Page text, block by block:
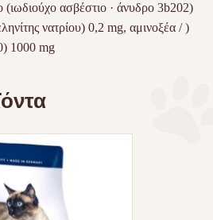
(ιωδιούχο ασβέστιο · άνυδρο 3b202)
νατρίου) 0,2 mg, αμινοξέα / )
1000 mg